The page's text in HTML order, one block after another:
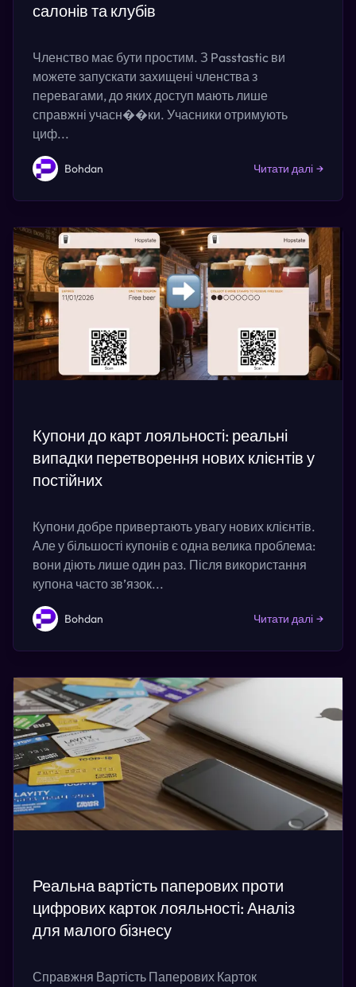
салонів та клубів
Членство має бути простим. З Passtastic ви
можете запускати захищені членства з
перевагами, до яких доступ мають лише
справжні учасн��ки. Учасники отримують
циф...
Bohdan Читати далі →
Купони до карт лояльності: реальні
випадки перетворення нових клієнтів у
постійних
Купони добре привертають увагу нових клієнтів.
Але у більшості купонів є одна велика проблема:
вони діють лише один раз. Після використання
купона часто зв’язок...
Bohdan Читати далі →
Реальна вартість паперових проти
цифрових карток лояльності: Аналіз
для малого бізнесу
Справжня Вартість Паперових Карток